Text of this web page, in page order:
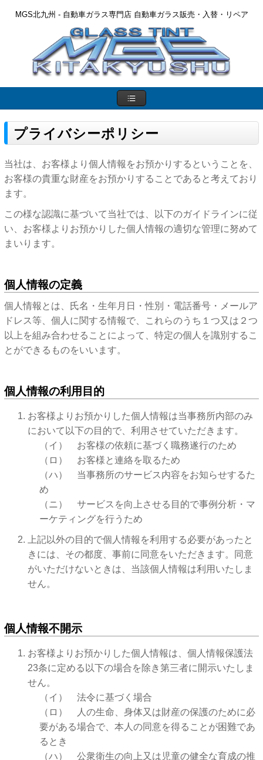
MGS北九州 - 自動車ガラス専門店 自動車ガラス販売・入替・リペア
プライバシーポリシー
当社は、お客様より個人情報をお預かりするということを、
お客様の貴重な財産をお預かりすることであると考えており
ます。
この様な認識に基づいて当社では、以下のガイドラインに従
い、お客様よりお預かりした個人情報の適切な管理に努めて
まいります。
個人情報の定義
個人情報とは、氏名・生年月日・性別・電話番号・メールア
ドレス等、個人に関する情報で、これらのうち１つ又は２つ
以上を組み合わせることによって、特定の個人を識別するこ
とができるものをいいます。
個人情報の利用目的
お客様よりお預かりした個人情報は当事務所内部のみ
において以下の目的で、利用させていただきます。
（イ） お客様の依頼に基づく職務遂行のため
（ロ） お客様と連絡を取るため
（ハ） 当事務所のサービス内容をお知らせするた
め
（ニ） サービスを向上させる目的で事例分析・マ
ーケティングを行うため
上記以外の目的で個人情報を利用する必要があったと
きには、その都度、事前に同意をいただきます。同意
がいただけないときは、当該個人情報は利用いたしま
せん。
個人情報不開示
お客様よりお預かりした個人情報は、個人情報保護法
23条に定める以下の場合を除き第三者に開示いたしま
せん。
（イ） 法令に基づく場合
（ロ） 人の生命、身体又は財産の保護のために必
要がある場合で、本人の同意を得ることが困難であ
るとき
（ハ） 公衆衛生の向上又は児童の健全な育成の推